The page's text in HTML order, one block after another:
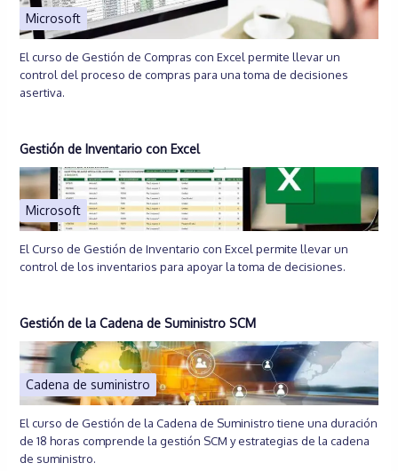
Microsoft
El curso de Gestión de Compras con Excel permite llevar un
control del proceso de compras para una toma de decisiones
asertiva.
Gestión de Inventario con Excel
Microsoft
El Curso de Gestión de Inventario con Excel permite llevar un
control de los inventarios para apoyar la toma de decisiones.
Gestión de la Cadena de Suministro SCM
Cadena de suministro
El curso de Gestión de la Cadena de Suministro tiene una duración
de 18 horas comprende la gestión SCM y estrategias de la cadena
de suministro.